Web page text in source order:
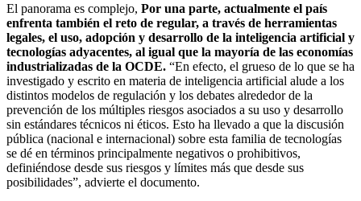
El panorama es complejo, Por una parte, actualmente el país
enfrenta también el reto de regular, a través de herramientas
legales, el uso, adopción y desarrollo de la inteligencia artificial y
tecnologías adyacentes, al igual que la mayoría de las economías
industrializadas de la OCDE. “En efecto, el grueso de lo que se ha
investigado y escrito en materia de inteligencia artificial alude a los
distintos modelos de regulación y los debates alrededor de la
prevención de los múltiples riesgos asociados a su uso y desarrollo
sin estándares técnicos ni éticos. Esto ha llevado a que la discusión
pública (nacional e internacional) sobre esta familia de tecnologías
se dé en términos principalmente negativos o prohibitivos,
definiéndose desde sus riesgos y límites más que desde sus
posibilidades”, advierte el documento.